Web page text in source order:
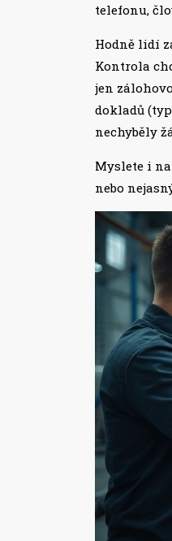
telefonu,
Hodně lidí
Kontrola
jen
dokladů
nechyběly
Myslete i
nebo